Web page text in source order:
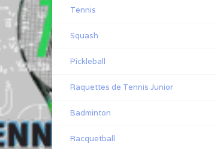
Tennis
Squash
Pickleball
Raquettes de Tennis Junior
Badminton
Racquetball